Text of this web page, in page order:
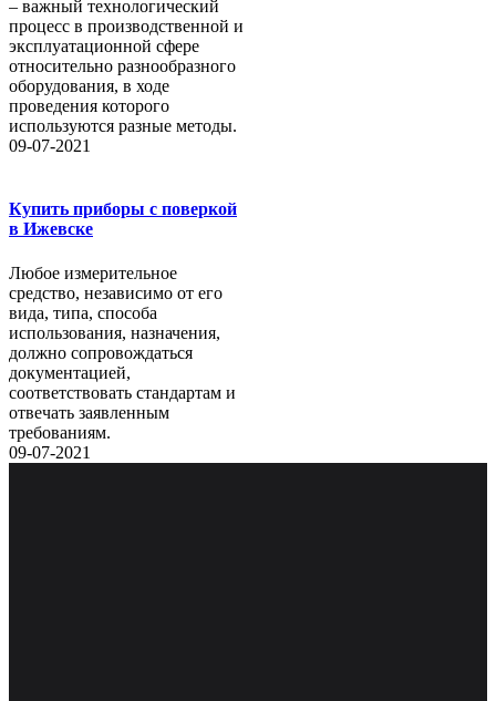
– важный технологический
процесс в производственной и
эксплуатационной сфере
относительно разнообразного
оборудования, в ходе
проведения которого
используются разные методы.
09-07-2021
Купить приборы с поверкой
в Ижевске
Любое измерительное
средство, независимо от его
вида, типа, способа
использования, назначения,
должно сопровождаться
документацией,
соответствовать стандартам и
отвечать заявленным
требованиям.
09-07-2021